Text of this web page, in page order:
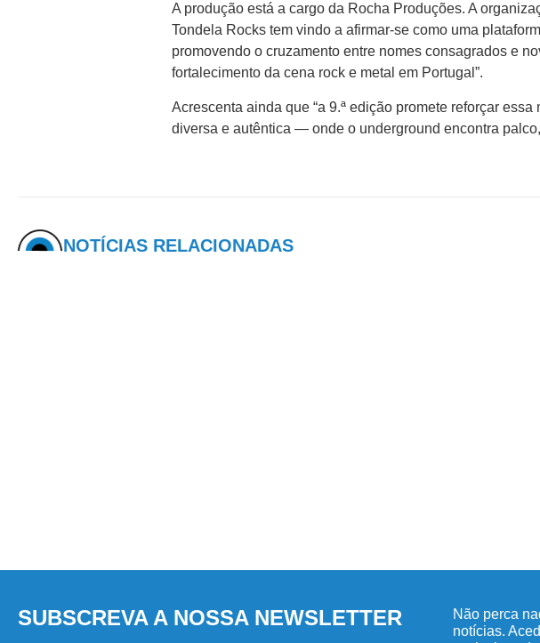
A produção está a cargo da Rocha Produções. A
Tondela Rocks tem vindo a afirmar-se como uma
promovendo o cruzamento entre nomes consagrados e
fortalecimento da cena rock e metal em Portugal”.
Acrescenta ainda que “a 9.ª edição promete reforçar
diversa e autêntica — onde o underground encontra
NOTÍCIAS RELACIONADAS
SUBSCREVA A NOSSA NEWSLETTER
Não perca
notícias.